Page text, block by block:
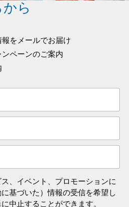
ら
をメールでお届け
ペーンのご案内
、イベント、プロモーションに
基づいた）情報の受信を希望し
中止することができます。